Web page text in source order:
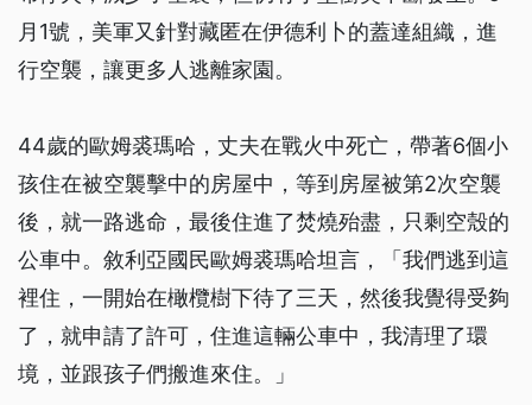
月1號，美軍又針對藏匿在伊德利卜的蓋達組織，進
行空襲，讓更多人逃離家園。
44歲的歐姆裘瑪哈，丈夫在戰火中死亡，帶著6個小
孩住在被空襲擊中的房屋中，等到房屋被第2次空襲
後，就一路逃命，最後住進了焚燒殆盡，只剩空殼的
公車中。敘利亞國民歐姆裘瑪哈坦言，「我們逃到這
裡住，一開始在橄欖樹下待了三天，然後我覺得受夠
了，就申請了許可，住進這輛公車中，我清理了環
境，並跟孩子們搬進來住。」